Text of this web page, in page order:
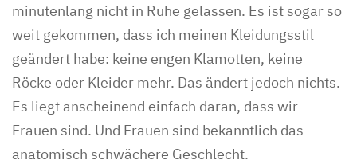
minutenlang nicht in Ruhe gelassen. Es ist sogar so
weit gekommen, dass ich meinen Kleidungsstil
geändert habe: keine engen Klamotten, keine
Röcke oder Kleider mehr. Das ändert jedoch nichts.
Es liegt anscheinend einfach daran, dass wir
Frauen sind. Und Frauen sind bekanntlich das
anatomisch schwächere Geschlecht.